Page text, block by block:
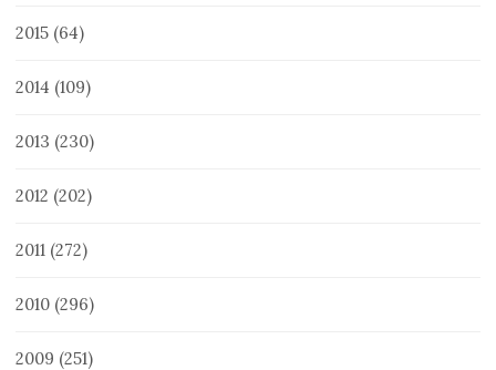
2015 (64)
2014 (109)
2013 (230)
2012 (202)
2011 (272)
2010 (296)
2009 (251)